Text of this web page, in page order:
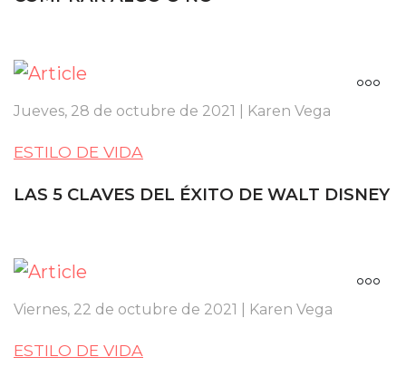
Jueves, 28 de octubre de 2021 | Karen Vega
ESTILO DE VIDA
LAS 5 CLAVES DEL ÉXITO DE WALT DISNEY
Viernes, 22 de octubre de 2021 | Karen Vega
ESTILO DE VIDA